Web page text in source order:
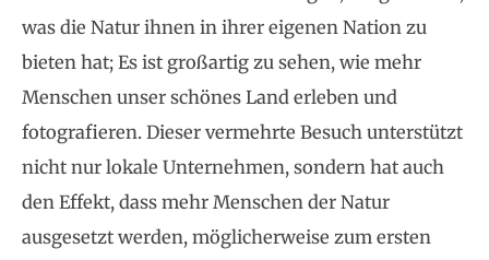
was die Natur ihnen in ihrer eigenen Nation zu
bieten hat; Es ist großartig zu sehen, wie mehr
Menschen unser schönes Land erleben und
fotografieren. Dieser vermehrte Besuch unterstützt
nicht nur lokale Unternehmen, sondern hat auch
den Effekt, dass mehr Menschen der Natur
ausgesetzt werden, möglicherweise zum ersten